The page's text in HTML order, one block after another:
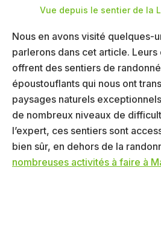
Vue depuis le sentier de la
Nous en avons visité quelques-
parlerons dans cet article. Leurs
offrent des sentiers de
époustouflants qui nous ont
paysages naturels
de nombreux niveaux de
l’expert, ces sentiers sont
bien sûr, en dehors de la
nombreuses activités à faire à